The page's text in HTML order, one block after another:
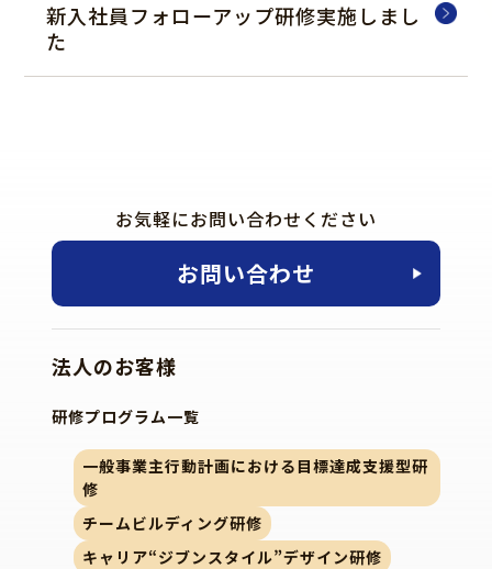
新入社員フォローアップ研修実施しまし
た
お気軽にお問い合わせください
お問い合わせ
法人のお客様
研修プログラム一覧
一般事業主行動計画における目標達成支援型研
修
チームビルディング研修
キャリア“ジブンスタイル”デザイン研修